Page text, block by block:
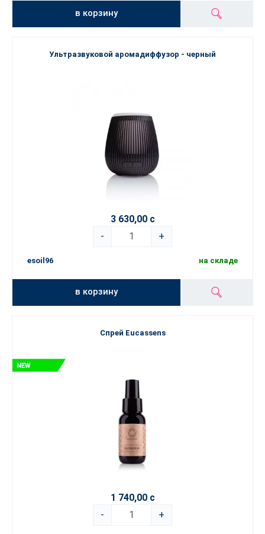
в корзину
Ультразвуковой аромадиффузор - черный
3 630,00 с
-
+
esoil96 на складе
в корзину
Спрей Eucassens
1 740,00 с
-
+